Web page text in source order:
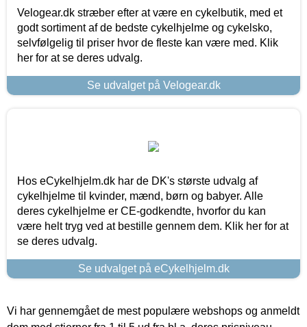
Velogear.dk stræber efter at være en cykelbutik, med et
godt sortiment af de bedste cykelhjelme og cykelsko,
selvfølgelig til priser hvor de fleste kan være med. Klik
her for at se deres udvalg.
Se udvalget på Velogear.dk
Hos eCykelhjelm.dk har de DK's største udvalg af
cykelhjelme til kvinder, mænd, børn og babyer. Alle
deres cykelhjelme er CE-godkendte, hvorfor du kan
være helt tryg ved at bestille gennem dem. Klik her for at
se deres udvalg.
Se udvalget på eCykelhjelm.dk
Vi har gennemgået de mest populære webshops og anmeldt